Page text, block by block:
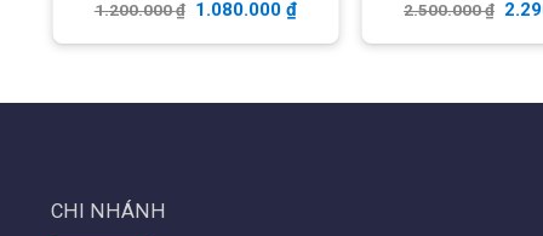
Hướng
Hồ Chí Minh:
1.200.000₫ 1.080.000 ₫ 2.500.000₫
CHI NHÁNH